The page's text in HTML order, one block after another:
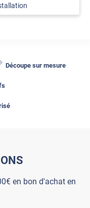
Découpe sur mesure
en bon d'achat en